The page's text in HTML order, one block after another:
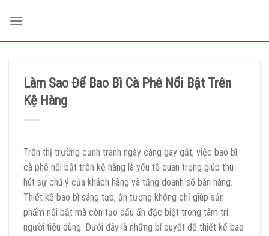
Làm Sao Để Bao Bì Cà Phê Nổi Bật Trên
Kệ Hàng
Trên thị trường cạnh tranh ngày càng gay gắt, việc bao bì
cà phê nổi bật trên kệ hàng là yếu tố quan trọng giúp thu
hút sự chú ý của khách hàng và tăng doanh số bán hàng.
Thiết kế bao bì sáng tạo, ấn tượng không chỉ giúp sản
phẩm nổi bật mà còn tạo dấu ấn đặc biệt trong tâm trí
người tiêu dùng. Dưới đây là những bí quyết để thiết kế bao